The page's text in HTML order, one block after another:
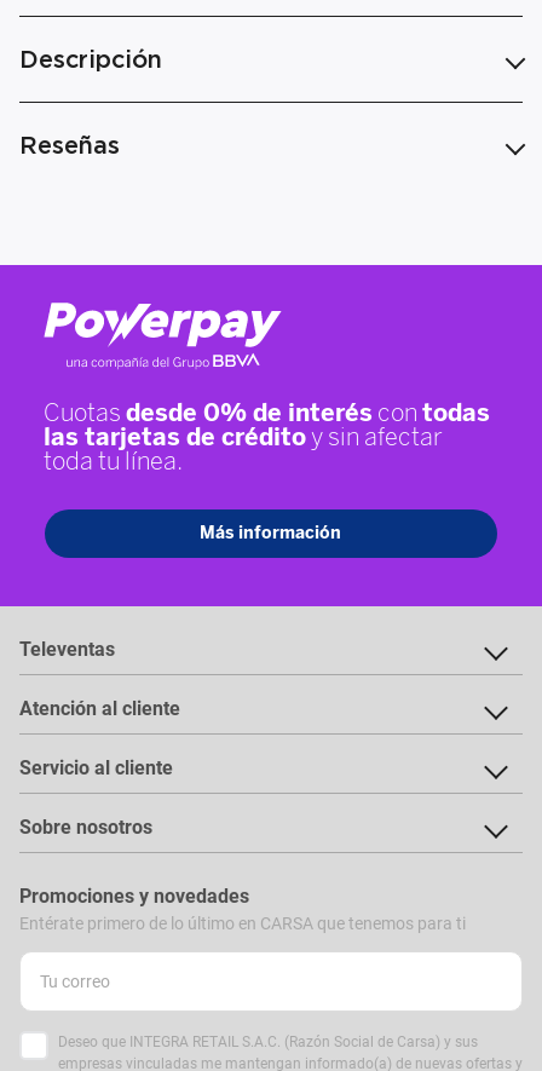
Descripción
Reseñas
Televentas
Atención al cliente
Servicio al cliente
Sobre nosotros
Promociones y novedades
Entérate primero de lo último en CARSA que tenemos para ti
Deseo que INTEGRA RETAIL S.A.C. (Razón Social de Carsa) y sus
empresas vinculadas me mantengan informado(a) de nuevas ofertas y